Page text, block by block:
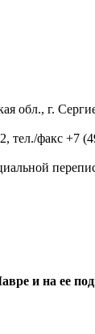
обл., г.
тел./факс +7
и на ее